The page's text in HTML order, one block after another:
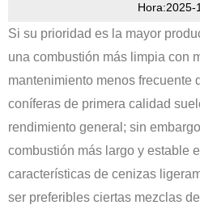
Hora:2025-
Si su prioridad es la mayor
una combustión más limpia con
mantenimiento menos frecuente
coníferas de primera calidad
rendimiento general; sin
combustión más largo y estable
características de cenizas
ser preferibles ciertas mezclas